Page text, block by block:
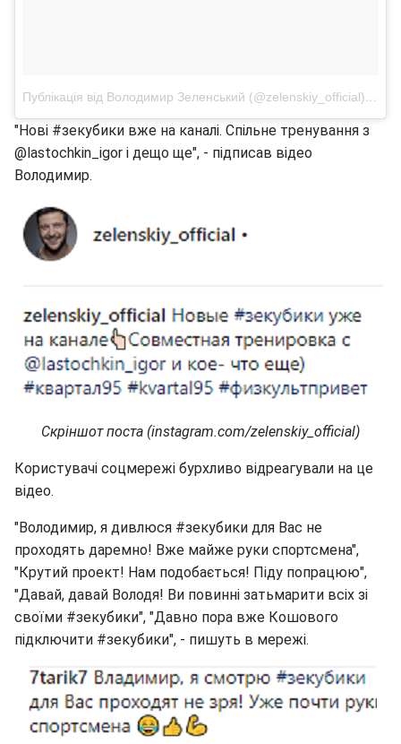
Публікація від Володимир Зеленський (@zelenskiy_official)6
"Нові #зекубики вже на каналі. Спільне тренування з
@lastochkin_igor і дещо ще", - підписав відео
Володимир.
Скріншот поста (instagram.com/zelenskiy_official)
Користувачі соцмережі бурхливо відреагували на це
відео.
"Володимир, я дивлюся #зекубики для Вас не
проходять даремно! Вже майже руки спортсмена",
"Крутий проект! Нам подобається! Піду попрацюю",
"Давай, давай Володя! Ви повинні затьмарити всіх зі
своїми #зекубики", "Давно пора вже Кошового
підключити #зекубики", - пишуть в мережі.